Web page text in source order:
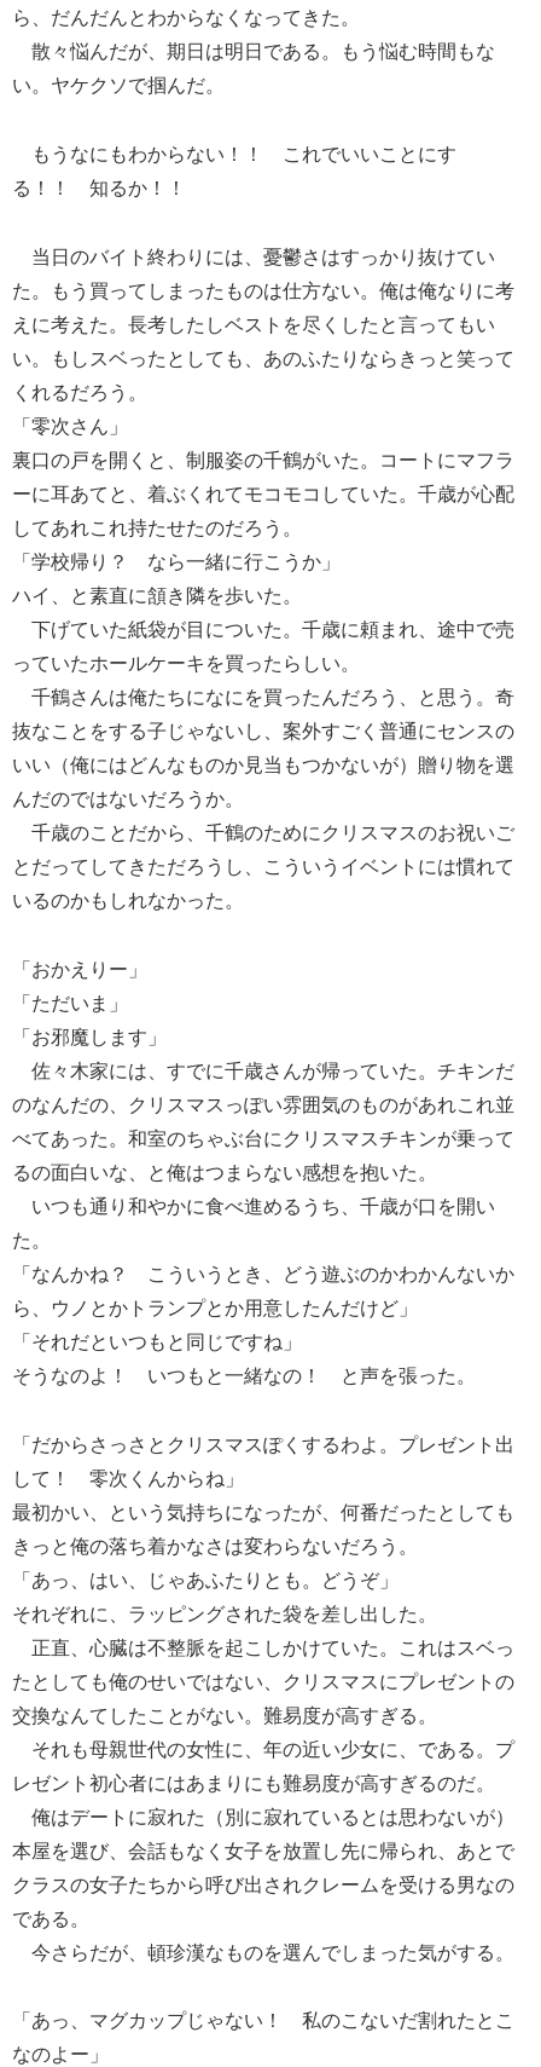
ら、だんだんとわからなくなってきた。
散々悩んだが、期日は明日である。もう悩む時間もな
い。ヤケクソで掴んだ。
もうなにもわからない！！ これでいいことにす
る！！ 知るか！！
当日のバイト終わりには、憂鬱さはすっかり抜けてい
た。もう買ってしまったものは仕方ない。俺は俺なりに考
えに考えた。長考したしベストを尽くしたと言ってもい
い。もしスベったとしても、あのふたりならきっと笑って
くれるだろう。
「零次さん」
裏口の戸を開くと、制服姿の千鶴がいた。コートにマフラ
ーに耳あてと、着ぶくれてモコモコしていた。千歳が心配
してあれこれ持たせたのだろう。
「学校帰り？ なら一緒に行こうか」
ハイ、と素直に頷き隣を歩いた。
下げていた紙袋が目についた。千歳に頼まれ、途中で売
っていたホールケーキを買ったらしい。
千鶴さんは俺たちになにを買ったんだろう、と思う。奇
抜なことをする子じゃないし、案外すごく普通にセンスの
いい（俺にはどんなものか見当もつかないが）贈り物を選
んだのではないだろうか。
千歳のことだから、千鶴のためにクリスマスのお祝いご
とだってしてきただろうし、こういうイベントには慣れて
いるのかもしれなかった。
「おかえりー」
「ただいま」
「お邪魔します」
佐々木家には、すでに千歳さんが帰っていた。チキンだ
のなんだの、クリスマスっぽい雰囲気のものがあれこれ並
べてあった。和室のちゃぶ台にクリスマスチキンが乗って
るの面白いな、と俺はつまらない感想を抱いた。
いつも通り和やかに食べ進めるうち、千歳が口を開い
た。
「なんかね？ こういうとき、どう遊ぶのかわかんないか
ら、ウノとかトランプとか用意したんだけど」
「それだといつもと同じですね」
そうなのよ！ いつもと一緒なの！ と声を張った。
「だからさっさとクリスマスぽくするわよ。プレゼント出
して！ 零次くんからね」
最初かい、という気持ちになったが、何番だったとしても
きっと俺の落ち着かなさは変わらないだろう。
「あっ、はい、じゃあふたりとも。どうぞ」
それぞれに、ラッピングされた袋を差し出した。
正直、心臓は不整脈を起こしかけていた。これはスベっ
たとしても俺のせいではない、クリスマスにプレゼントの
交換なんてしたことがない。難易度が高すぎる。
それも母親世代の女性に、年の近い少女に、である。プ
レゼント初心者にはあまりにも難易度が高すぎるのだ。
俺はデートに寂れた（別に寂れているとは思わないが）
本屋を選び、会話もなく女子を放置し先に帰られ、あとで
クラスの女子たちから呼び出されクレームを受ける男なの
である。
今さらだが、頓珍漢なものを選んでしまった気がする。
「あっ、マグカップじゃない！ 私のこないだ割れたとこ
なのよー」